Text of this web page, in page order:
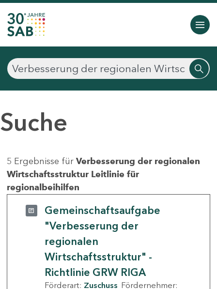
Suche
5 Ergebnisse für Verbesserung der regionalen
Wirtschaftsstruktur Leitlinie für
regionalbeihilfen
Gemeinschaftsaufgabe
"Verbesserung der
regionalen
Wirtschaftsstruktur" -
Richtlinie GRW RIGA
Förderart: Zuschuss Fördernehmer: